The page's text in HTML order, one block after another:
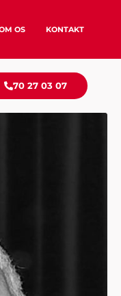
OS KONTAKT
70 27 03 07